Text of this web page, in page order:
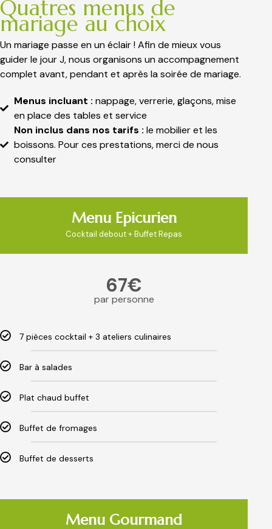
Quatres menus de
mariage au choix
Un mariage passe en un éclair ! Afin de mieux vous
guider le jour J, nous organisons un accompagnement
complet avant, pendant et après la soirée de mariage.
Menus incluant : nappage, verrerie, glaçons, mise
en place des tables et service
Non inclus dans nos tarifs : le mobilier et les
boissons. Pour ces prestations, merci de nous
consulter
Menu Epicurien
Cocktail debout + Buffet Repas
67€
par personne
7 pièces cocktail + 3 ateliers culinaires
Bar à salades
Plat chaud buffet
Buffet de fromages
Buffet de desserts
Menu Gourmand